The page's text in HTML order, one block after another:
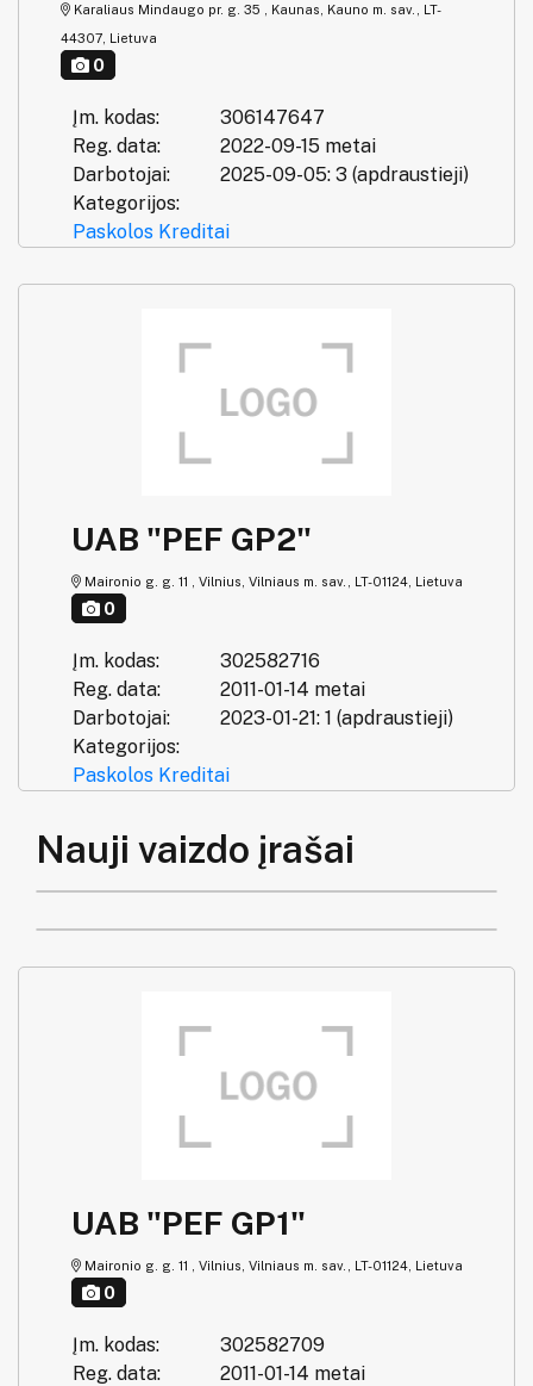
Karaliaus Mindaugo pr. g. 35 , Kaunas, Kauno m. sav., LT-
44307, Lietuva
0
Įm. kodas:
306147647
Reg. data:
2022-09-15 metai
Darbotojai:
2025-09-05: 3 (apdraustieji)
Kategorijos:
Paskolos Kreditai
UAB "PEF GP2"
Maironio g. g. 11 , Vilnius, Vilniaus m. sav., LT-01124, Lietuva
0
Įm. kodas:
302582716
Reg. data:
2011-01-14 metai
Darbotojai:
2023-01-21: 1 (apdraustieji)
Kategorijos:
Paskolos Kreditai
Nauji vaizdo įrašai
UAB "PEF GP1"
Maironio g. g. 11 , Vilnius, Vilniaus m. sav., LT-01124, Lietuva
0
Įm. kodas:
302582709
Reg. data:
2011-01-14 metai